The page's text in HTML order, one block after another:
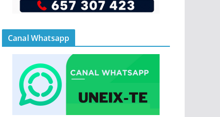
Canal Whatsapp